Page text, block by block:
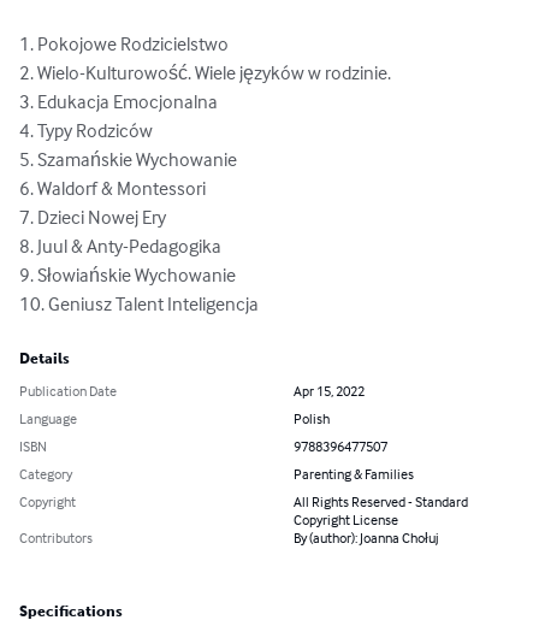
1. Pokojowe Rodzicielstwo
2. Wielo-Kulturowość. Wiele języków w rodzinie.
3. Edukacja Emocjonalna
4. Typy Rodziców
5. Szamańskie Wychowanie
6. Waldorf & Montessori
7. Dzieci Nowej Ery
8. Juul & Anty-Pedagogika
9. Słowiańskie Wychowanie
10. Geniusz Talent Inteligencja
Details
Publication Date
Apr 15, 2022
Language
Polish
ISBN
9788396477507
Category
Parenting & Families
Copyright
All Rights Reserved - Standard
Copyright License
Contributors
By (author): Joanna Chołuj
Specifications